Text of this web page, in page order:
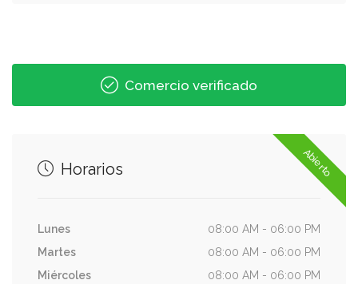
Comercio verificado
Abierto
Horarios
Lunes
08:00 AM - 06:00 PM
Martes
08:00 AM - 06:00 PM
Miércoles
08:00 AM - 06:00 PM